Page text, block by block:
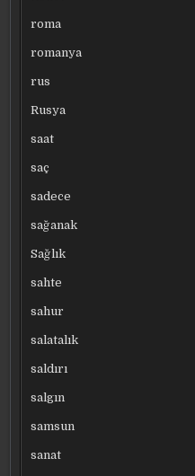
roma
romanya
rus
Rusya
saat
saç
sadece
sağanak
Sağlık
sahte
sahur
salatalık
saldırı
salgın
samsun
sanat